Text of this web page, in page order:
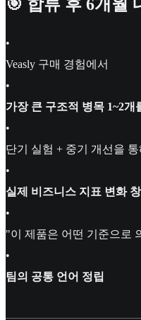
🎯 합류 후 6개월
•
Veasly 구매 경험에서
•
가장 큰 구조적 병목 1~2개
•
단기 실험 + 중기 개선을 통
•
실제 비즈니스 지표 변화
•
"이 제품은 어떤 기준으로
•
팀의 공통 언어 정립